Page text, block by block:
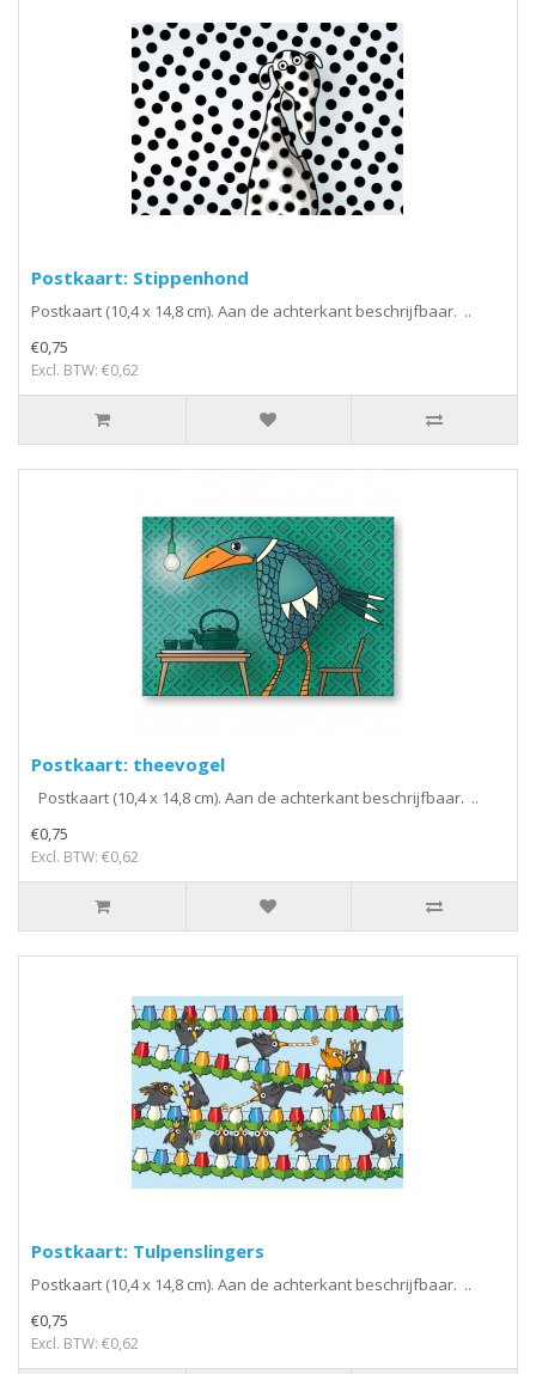
Postkaart: Stippenhond
Postkaart (10,4 x 14,8 cm). Aan de achterkant beschrijfbaar. ..
€0,75
Excl. BTW: €0,62
Postkaart: theevogel
Postkaart (10,4 x 14,8 cm). Aan de achterkant beschrijfbaar. ..
€0,75
Excl. BTW: €0,62
Postkaart: Tulpenslingers
Postkaart (10,4 x 14,8 cm). Aan de achterkant beschrijfbaar. ..
€0,75
Excl. BTW: €0,62